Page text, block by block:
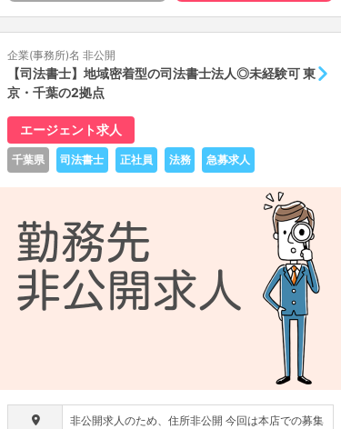
企業(事務所)名 非公開
【司法書士】地域密着型の司法書士法人◎未経験可 東
京・千葉の2拠点
エージェント求人
千葉県 司法書士 正社員 法務 急募求人
非公開求人のため、住所非公開 今回は本店での募集